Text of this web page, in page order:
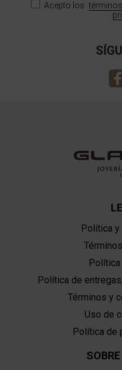
Acepto los
Política
Política de
Términos y
Uso de
Política de